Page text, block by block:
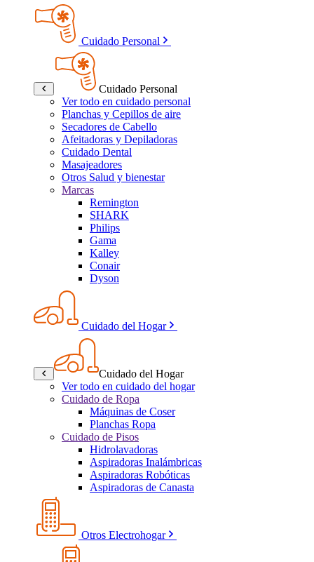
Cuidado Personal
Cuidado Personal
Ver todo en cuidado personal
Planchas y Cepillos de aire
Secadores de Cabello
Afeitadoras y Depiladoras
Cuidado Dental
Masajeadores
Otros Salud y bienestar
Marcas
Remington
SHARK
Philips
Gama
Kalley
Conair
Dyson
Cuidado del Hogar
Cuidado del Hogar
Ver todo en cuidado del hogar
Cuidado de Ropa
Máquinas de Coser
Planchas Ropa
Cuidado de Pisos
Hidrolavadoras
Aspiradoras Inalámbricas
Aspiradoras Robóticas
Aspiradoras de Canasta
Otros Electrohogar